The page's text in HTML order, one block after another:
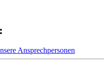
Ansprechpersonen